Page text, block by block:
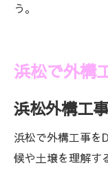
う。
浜松で外構
浜松外構工
浜松で外構工事を
候や土壌を理解す